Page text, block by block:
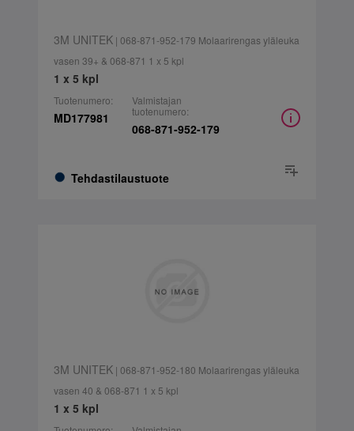
3M UNITEK| 068-871-952-179 Molaarirengas yläleuka
vasen 39+ & 068-871 1 x 5 kpl
1 x 5 kpl
Tuotenumero:
MD177981
Tehdastilaustuote
Valmistajan
tuotenumero:
068-871-952-179
3M UNITEK| 068-871-952-180 Molaarirengas yläleuka
vasen 40 & 068-871 1 x 5 kpl
1 x 5 kpl